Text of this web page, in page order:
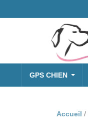
GPS CHIEN
Accueil